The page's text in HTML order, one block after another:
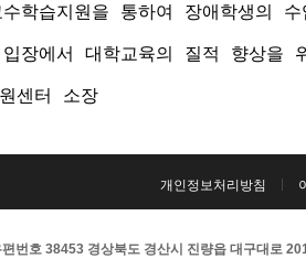
학습지원을 통하여 장애학생의
장에서 대학교육의 질적 향상
센터 소장
개인정보처리방침
편번호 38453 경상북도 경산시 진량읍 대구대로